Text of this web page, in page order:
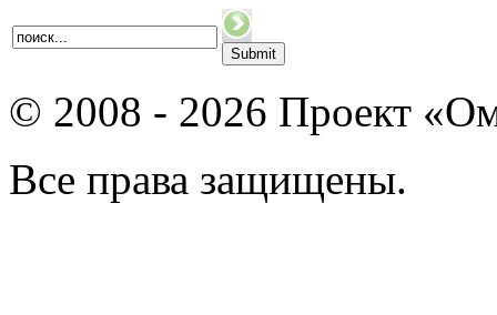
© 2008 - 2026 Проект
Все права защищены.